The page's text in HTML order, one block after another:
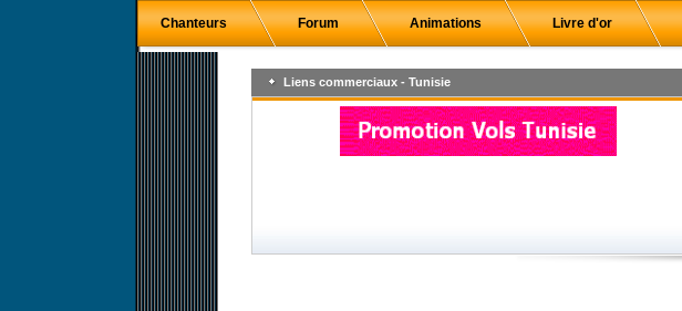
Chanteurs Forum Animations Livre d'or
Liens commerciaux - Tunisie